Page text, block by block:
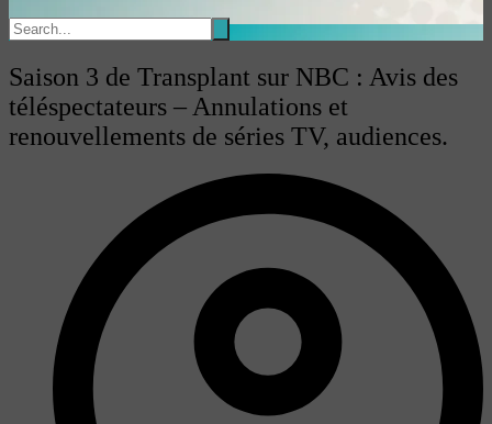
Saison 3 de Transplant sur NBC : Avis des
téléspectateurs – Annulations et
renouvellements de séries TV, audiences.